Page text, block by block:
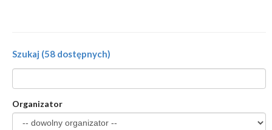
Szukaj (58 dostępnych)
Organizator